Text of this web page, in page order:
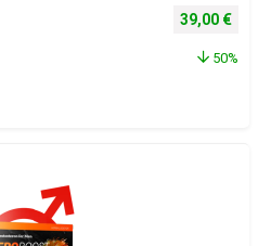
Izvorna
39,00 €
50%